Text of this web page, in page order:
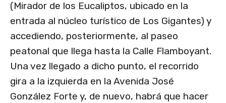
(Mirador de los Eucaliptos, ubicado en la
entrada al núcleo turístico de Los Gigantes) y
accediendo, posteriormente, al paseo
peatonal que llega hasta la Calle Flamboyant.
Una vez llegado a dicho punto, el recorrido
gira a la izquierda en la Avenida José
González Forte y, de nuevo, habrá que hacer